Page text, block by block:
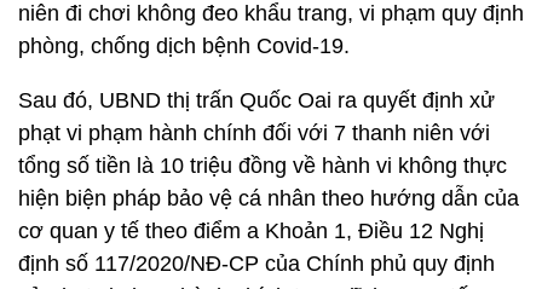
niên đi chơi không đeo khẩu trang, vi phạm quy định
phòng, chống dịch bệnh Covid-19.
Sau đó, UBND thị trấn Quốc Oai ra quyết định xử
phạt vi phạm hành chính đối với 7 thanh niên với
tổng số tiền là 10 triệu đồng về hành vi không thực
hiện biện pháp bảo vệ cá nhân theo hướng dẫn của
cơ quan y tế theo điểm a Khoản 1, Điều 12 Nghị
định số 117/2020/NĐ-CP của Chính phủ quy định